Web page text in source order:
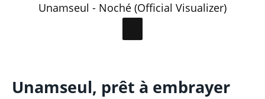
Unamseul - Noché (Official Visualizer)
Unamseul, prêt à embrayer